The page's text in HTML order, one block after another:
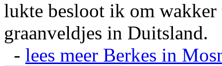
lukte besloot ik om
graanveldjes in Duitsland.
- lees meer Berkes in